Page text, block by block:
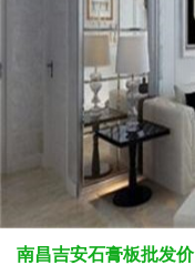
南昌吉安石膏板批发价